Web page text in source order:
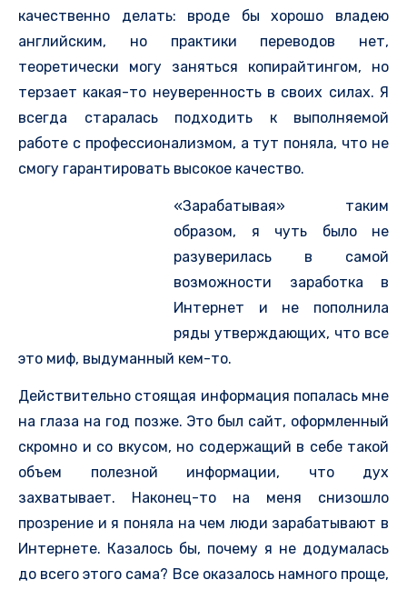
качественно делать: вроде бы хорошо владею
английским, но практики переводов нет,
теоретически могу заняться копирайтингом, но
терзает какая-то неуверенность в своих силах. Я
всегда старалась подходить к выполняемой
работе с профессионализмом, а тут поняла, что не
смогу гарантировать высокое качество.
«Зарабатывая» таким
образом, я чуть было не
разуверилась в самой
возможности заработка в
Интернет и не пополнила
ряды утверждающих, что все
это миф, выдуманный кем-то.
Действительно стоящая информация попалась мне
на глаза на год позже. Это был сайт, оформленный
скромно и со вкусом, но содержащий в себе такой
объем полезной информации, что дух
захватывает. Наконец-то на меня снизошло
прозрение и я поняла на чем люди зарабатывают в
Интернете. Казалось бы, почему я не додумалась
до всего этого сама? Все оказалось намного проще,